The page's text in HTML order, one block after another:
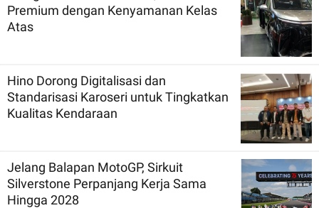
Premium dengan Kenyamanan Kelas
Atas
Hino Dorong Digitalisasi dan
Standarisasi Karoseri untuk Tingkatkan
Kualitas Kendaraan
Jelang Balapan MotoGP, Sirkuit
Silverstone Perpanjang Kerja Sama
Hingga 2028